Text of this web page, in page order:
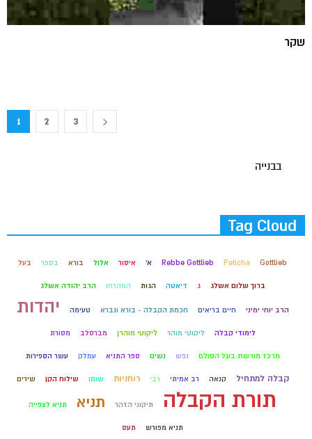
שקר
1 2 3
בבנייה
Tag Cloud
Gottlieb
Peticha
Rebbe Gottlieb א' איסור אלול בורא בספר בעל
ברוך שלום אשלג ג דיאטה הגות המהרחו הרב יהודה אשלג
הרב יוחי ימיני חיים בריאים חכמת הקבלה - בורא ונברא טעימה יהדות
לימודי קבלה ליקוטי מוהר ליקוטי מוהרן מברסלב מסורת
מרכז מורשת בעל הסולם נפש נשים ספר התניא עמלק עשר הספירות
קבלה למתחיל קנאה רב אמיתי רבי רוחניות שומן שילוח הקן שירים
תורת הקבלה תיקוני הזהר תניא תניא לצפייה
תניא מפורש תעס